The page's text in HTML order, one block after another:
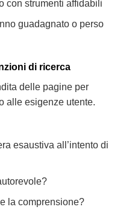
con strumenti affidabili
guadagnato o perso
di ricerca
delle pagine per
alle esigenze utente.
esaustiva all’intento di
la comprensione?